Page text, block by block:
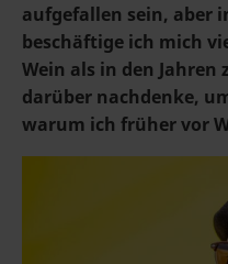
aufgefallen sein, aber
beschäftige ich mich
Wein als in den Jahren
darüber nachdenke,
warum ich früher vor